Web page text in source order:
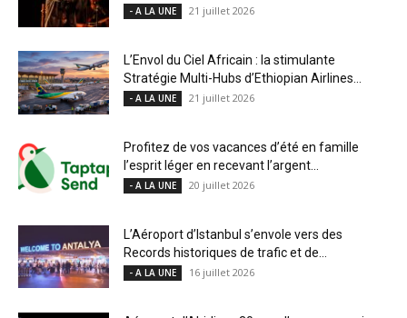
- A LA UNE 21 juillet 2026
L’Envol du Ciel Africain : la stimulante
Stratégie Multi-Hubs d’Ethiopian Airlines...
- A LA UNE 21 juillet 2026
Profitez de vos vacances d’été en famille
l’esprit léger en recevant l’argent...
- A LA UNE 20 juillet 2026
L’Aéroport d’Istanbul s’envole vers des
Records historiques de trafic et de...
- A LA UNE 16 juillet 2026